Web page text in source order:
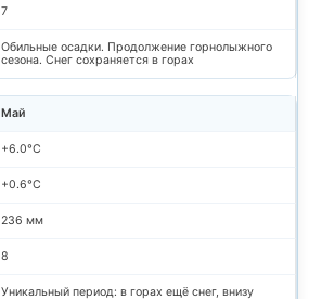
7
Обильные осадки. Продолжение горнолыжного
сезона. Снег сохраняется в горах
Май
+6.0°C
+0.6°C
236 мм
8
Уникальный период: в горах ещё снег, внизу